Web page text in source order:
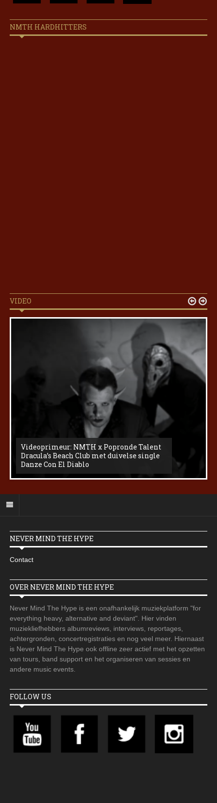
NMTH HARDHITTERS
VIDEO
Videoprimeur: NMTH x Popronde Talent
Dracula’s Beach Club met duivelse single
Danze Con El Diablo
 
NEVER MIND THE HYPE
Contact
OVER NEVER MIND THE HYPE
Never Mind The Hype is een onafhankelijk muziekplatform "for
everything heavy, alternative and deviant". Hier vinden
muziekliefhebbers albumreviews, interviews, reportages,
achtergronden, concertregistraties en nog veel meer. Hiernaast
is Never Mind The Hype ook offline zeer actief met het opzetten
van tours, band support en het organiseren van sessies en
andere music events.
FOLLOW US